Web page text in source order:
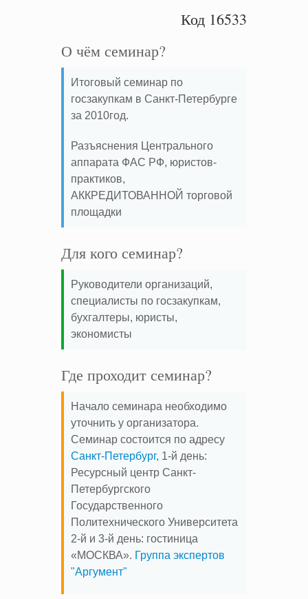
Код 16533
О чём семинар?
Итоговый семинар по
госзакупкам в Санкт-Петербурге
за 2010год.
Разъяснения Центрального
аппарата ФАС РФ, юристов-
практиков,
АККРЕДИТОВАННОЙ торговой
площадки
Для кого семинар?
Руководители организаций,
специалисты по госзакупкам,
бухгалтеры, юристы,
экономисты
Где проходит семинар?
Начало семинара необходимо
уточнить у организатора.
Семинар состоится по адресу
Санкт-Петербург, 1-й день:
Ресурсный центр Санкт-
Петербургского
Государственного
Политехнического Университета
2-й и 3-й день: гостиница
«МОСКВА». Группа экспертов
"Аргумент"